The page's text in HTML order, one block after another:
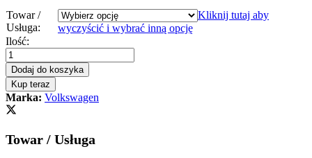
Towar /
Usługa:
Kliknij tutaj aby
wyczyścić i wybrać inną opcję
Turbosprężarka
turbina
Volkswagen
Jetta
V
2.0
170
Ilość:
Dodaj do koszyka
Kup teraz
Marka: Volkswagen
Towar / Usługa